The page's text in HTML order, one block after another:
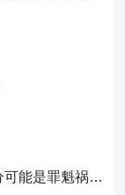
宝宝胃肠道不适？奶粉中的这些成分可能是罪魁祸首！